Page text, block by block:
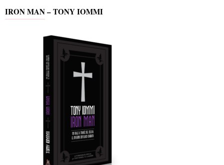
IRON MAN – TONY IOMMI